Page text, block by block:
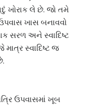
ખોરાક લે છે. જો તમે
ખાસ બનાવવો
સરળ અને સ્વાદિષ્ટ
સ્વાદિષ્ટ જ
ઉપવાસમાં ખૂબ